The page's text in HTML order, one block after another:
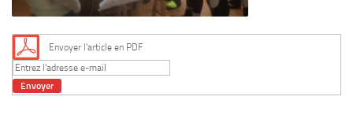
Envoyer l'article en PDF